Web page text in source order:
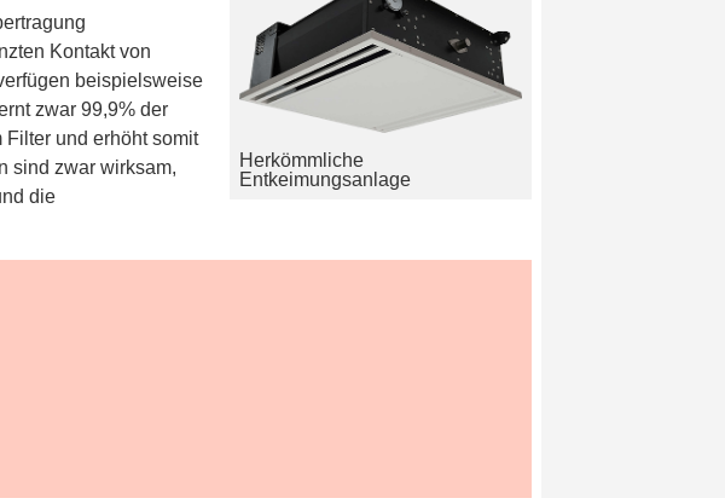
Herkömmliche
Entkeimungsanlage
Kontakt von
beispielsweise
zwar 99,9% der
und erhöht somit
sind zwar wirksam,
die